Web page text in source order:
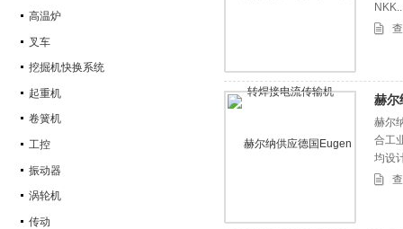
高温炉
叉车
挖掘机快换系统
起重机
卷簧机
工控
振动器
涡轮机
传动
赫尔
赫尔
合工
均设